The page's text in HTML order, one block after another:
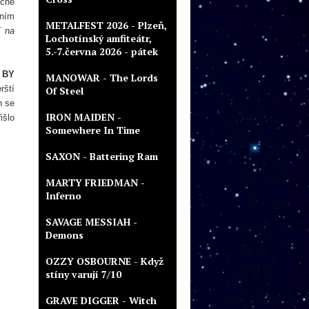
na
BY
se
METALFEST 2026 - Plzeň,
Lochotínský amfiteátr,
5.-7.června 2026 - pátek
MANOWAR - The Lords
Of Steel
IRON MAIDEN -
Somewhere In Time
SAXON - Battering Ram
MARTY FRIEDMAN -
Inferno
SAVAGE MESSIAH -
Demons
OZZY OSBOURNE - Když
stíny varují 7/10
GRAVE DIGGER - Witch